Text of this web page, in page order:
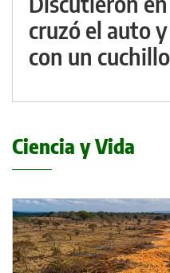
cruzó el auto
con un
Ciencia y Vida